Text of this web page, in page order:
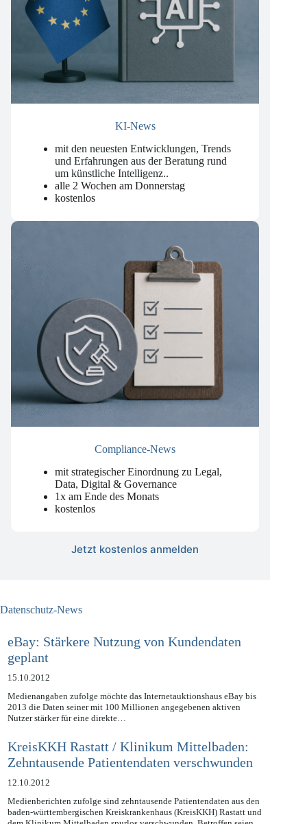
mit den neuesten Entwicklungen, Trends
und Erfahrungen aus der Beratung rund
um künstliche Intelligenz..
alle 2 Wochen am Donnerstag
mit strategischer Einordnung zu Legal,
Data, Digital & Governance
1x am Ende des Monats
eBay: Stärkere Nutzung von Kundendaten
geplant
15.10.2012
Medienangaben zufolge möchte das Internetauktionshaus eBay bis
2013 die Daten seiner mit 100 Millionen angegebenen aktiven
KreisKKH Rastatt / Klinikum Mittelbaden:
Zehntausende Patientendaten verschwunden
12.10.2012
Medienberichten zufolge sind zehntausende Patientendaten aus den